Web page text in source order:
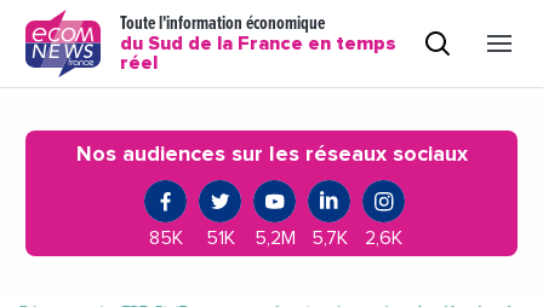
Toute l'information économique
du Sud de la France en temps
réel
Nos audiences sur les réseaux sociaux
85K 51K 5,2M 5,7K 2,6K